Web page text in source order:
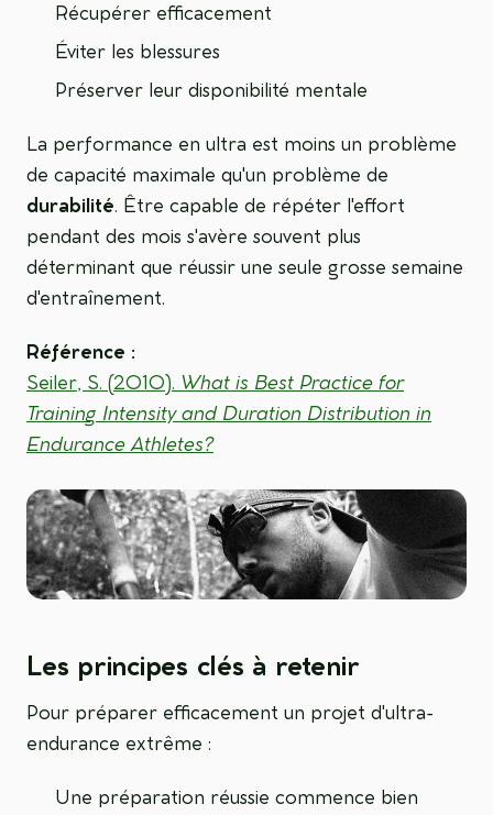
Récupérer efficacement
Éviter les blessures
Préserver leur disponibilité mentale
La performance en ultra est moins un problème
de capacité maximale qu'un problème de
durabilité. Être capable de répéter l'effort
pendant des mois s'avère souvent plus
déterminant que réussir une seule grosse semaine
d'entraînement.
Référence :
Seiler, S. (2010). What is Best Practice for
Training Intensity and Duration Distribution in
Endurance Athletes?
Les principes clés à retenir
Pour préparer efficacement un projet d'ultra-
endurance extrême :
Une préparation réussie commence bien